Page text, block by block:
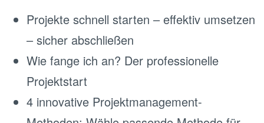
Projekte schnell starten – effektiv umsetzen
– sicher abschließen
Wie fange ich an? Der professionelle
Projektstart
4 innovative Projektmanagement-